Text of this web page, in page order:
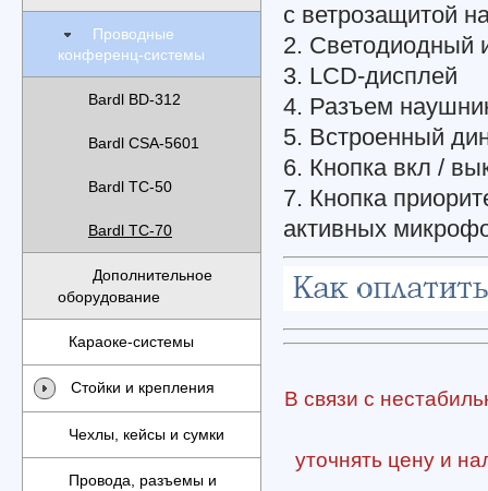
Проводные
конференц-системы
Bardl BD-312
Bardl CSA-5601
Bardl TC-50
Bardl TC-70
Дополнительное
оборудование
Караоке-системы
Стойки и крепления
Чехлы, кейсы и сумки
Провода, разъемы и
с ветрозащитой
2. Светодиодный
3. LCD-дисплей
4. Разъем
5. Встроенный
6. Кнопка вкл /
7. Кнопка
активных
В связи с
уточнять цену и